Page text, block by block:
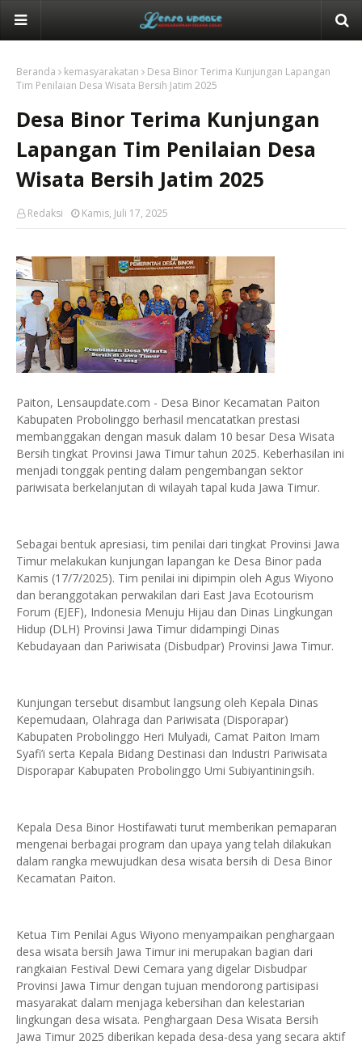
Beranda kemasyarakatan
Desa Binor Terima Kunjungan Lapangan
Tim Penilaian Desa Wisata Bersih Jatim 2025
Desa Binor Terima Kunjungan
Lapangan Tim Penilaian Desa
Wisata Bersih Jatim 2025
Redaksi Kamis, Juli 17, 2025
Paiton, Lensaupdate.com - Desa Binor Kecamatan Paiton
Kabupaten Probolinggo berhasil mencatatkan prestasi
membanggakan dengan masuk dalam 10 besar Desa Wisata
Bersih tingkat Provinsi Jawa Timur tahun 2025. Keberhasilan ini
menjadi tonggak penting dalam pengembangan sektor
pariwisata berkelanjutan di wilayah tapal kuda Jawa Timur.
Sebagai bentuk apresiasi, tim penilai dari tingkat Provinsi Jawa
Timur melakukan kunjungan lapangan ke Desa Binor pada
Kamis (17/7/2025). Tim penilai ini dipimpin oleh Agus Wiyono
dan beranggotakan perwakilan dari East Java Ecotourism
Forum (EJEF), Indonesia Menuju Hijau dan Dinas Lingkungan
Hidup (DLH) Provinsi Jawa Timur didampingi Dinas
Kebudayaan dan Pariwisata (Disbudpar) Provinsi Jawa Timur.
Kunjungan tersebut disambut langsung oleh Kepala Dinas
Kepemudaan, Olahraga dan Pariwisata (Disporapar)
Kabupaten Probolinggo Heri Mulyadi, Camat Paiton Imam
Syafi’i serta Kepala Bidang Destinasi dan Industri Pariwisata
Disporapar Kabupaten Probolinggo Umi Subiyantiningsih.
Kepala Desa Binor Hostifawati turut memberikan pemaparan
mengenai berbagai program dan upaya yang telah dilakukan
dalam rangka mewujudkan desa wisata bersih di Desa Binor
Kecamatan Paiton.
Ketua Tim Penilai Agus Wiyono menyampaikan penghargaan
desa wisata bersih Jawa Timur ini merupakan bagian dari
rangkaian Festival Dewi Cemara yang digelar Disbudpar
Provinsi Jawa Timur dengan tujuan mendorong partisipasi
masyarakat dalam menjaga kebersihan dan kelestarian
lingkungan desa wisata. Penghargaan Desa Wisata Bersih
Jawa Timur 2025 diberikan kepada desa-desa yang secara aktif